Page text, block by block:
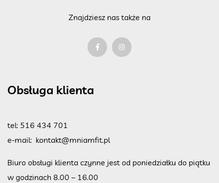
Znajdziesz nas także na
Obsługa klienta
tel: 516 434 701
e-mail: kontakt@mniamfit.pl
Biuro obsługi klienta czynne jest od poniedziałku do piątku
w godzinach 8.00 – 16.00